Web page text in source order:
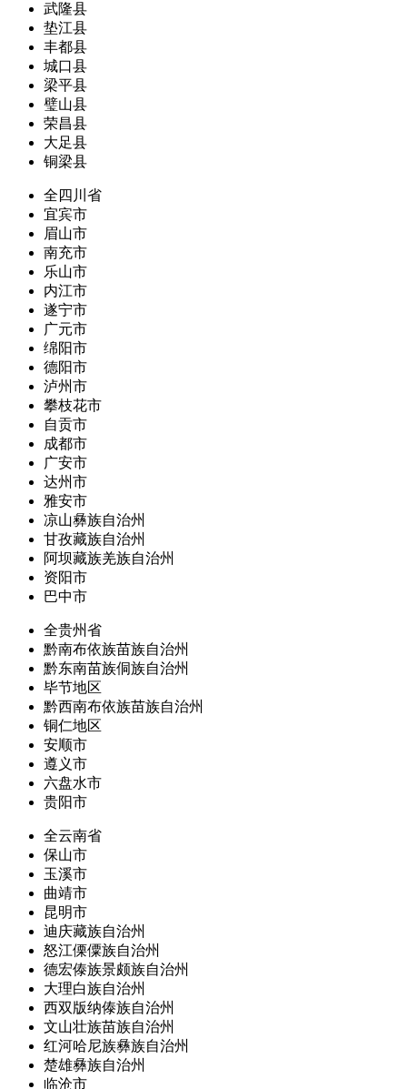
武隆县
垫江县
丰都县
城口县
梁平县
璧山县
荣昌县
大足县
铜梁县
全四川省
宜宾市
眉山市
南充市
乐山市
内江市
遂宁市
广元市
绵阳市
德阳市
泸州市
攀枝花市
自贡市
成都市
广安市
达州市
雅安市
凉山彝族自治州
甘孜藏族自治州
阿坝藏族羌族自治州
资阳市
巴中市
全贵州省
黔南布依族苗族自治州
黔东南苗族侗族自治州
毕节地区
黔西南布依族苗族自治州
铜仁地区
安顺市
遵义市
六盘水市
贵阳市
全云南省
保山市
玉溪市
曲靖市
昆明市
迪庆藏族自治州
怒江傈僳族自治州
德宏傣族景颇族自治州
大理白族自治州
西双版纳傣族自治州
文山壮族苗族自治州
红河哈尼族彝族自治州
楚雄彝族自治州
临沧市